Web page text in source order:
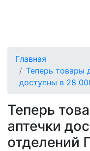
Главная
Теперь товары
доступны в 28
Теперь
аптечки
отделений